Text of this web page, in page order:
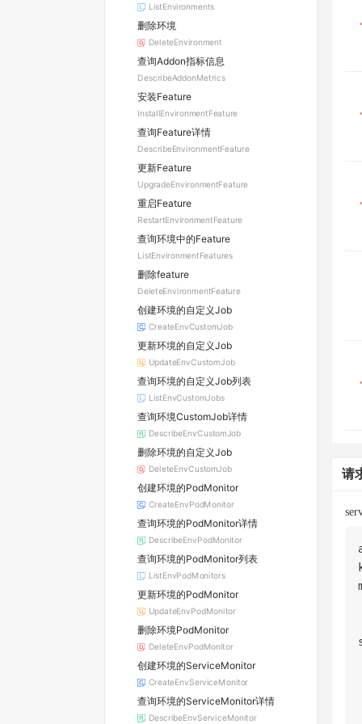
ListEnvironments
删除环境
DeleteEnvironment
查询Addon指标信息
DescribeAddonMetrics
安装Feature
InstallEnvironmentFeature
查询Feature详情
DescribeEnvironmentFeature
更新Feature
UpgradeEnvironmentFeature
重启Feature
RestartEnvironmentFeature
查询环境中的Feature
ListEnvironmentFeatures
删除feature
DeleteEnvironmentFeature
创建环境的自定义Job
CreateEnvCustomJob
更新环境的自定义Job
UpdateEnvCustomJob
查询环境的自定义Job列表
ListEnvCustomJobs
查询环境CustomJob详情
DescribeEnvCustomJob
删除环境的自定义Job
DeleteEnvCustomJob
创建环境的PodMonitor
CreateEnvPodMonitor
查询环境的PodMonitor详情
DescribeEnvPodMonitor
查询环境的PodMonitor列表
ListEnvPodMonitors
更新环境的PodMonitor
UpdateEnvPodMonitor
删除环境PodMonitor
DeleteEnvPodMonitor
创建环境的ServiceMonitor
CreateEnvServiceMonitor
查询环境的ServiceMonitor详情
DescribeEnvServiceMonitor
请